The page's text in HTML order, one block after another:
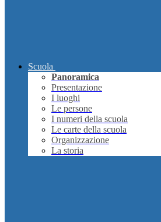
Scuola
Panoramica
Presentazione
I luoghi
Le persone
I numeri della scuola
Le carte della scuola
Organizzazione
La storia